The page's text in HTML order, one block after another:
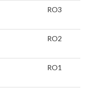
RO3
RO2
RO1